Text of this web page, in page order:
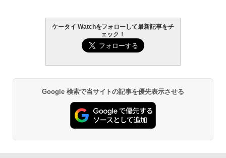
ケータイ Watchをフォローして最新記事をチ
ェック！
Google 検索で当サイトの記事を優先表示させる